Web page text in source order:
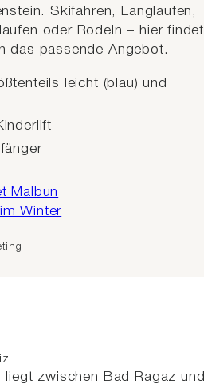
Skifahren, Langlaufen,
oder Rodeln – hier findet
das passende Angebot.
leicht (blau) und
Malbun
Winter
liegt zwischen Bad Ragaz und